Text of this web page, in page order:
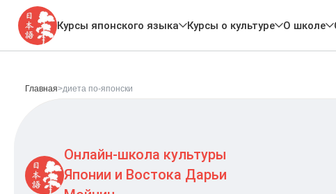
Курсы японского языка Курсы о культуре О школе
Главная>диета по-японски
Онлайн-школа культуры
Японии и Востока Дарьи